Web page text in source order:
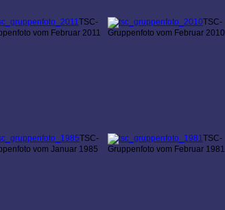
TSC-
vom Februar 2011
TSC-
Gruppenfoto vom Februar 2010
TSC-
vom Januar 1985
TSC-
Gruppenfoto vom Februar 1981